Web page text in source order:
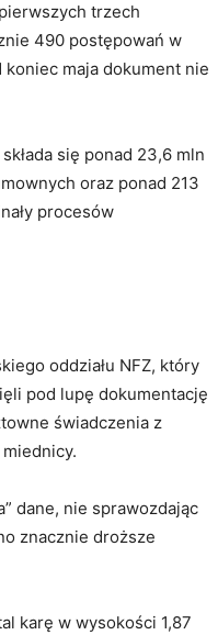
trzech
490 postępowań w
maja dokument nie
się ponad 23,6 mln
oraz ponad 213
procesów
oddziału NFZ, który
pod lupę dokumentację
świadczenia z
dane, nie sprawozdając
znacznie droższe
karę w wysokości 1,87